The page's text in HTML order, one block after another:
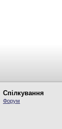
Спілкування
Форум